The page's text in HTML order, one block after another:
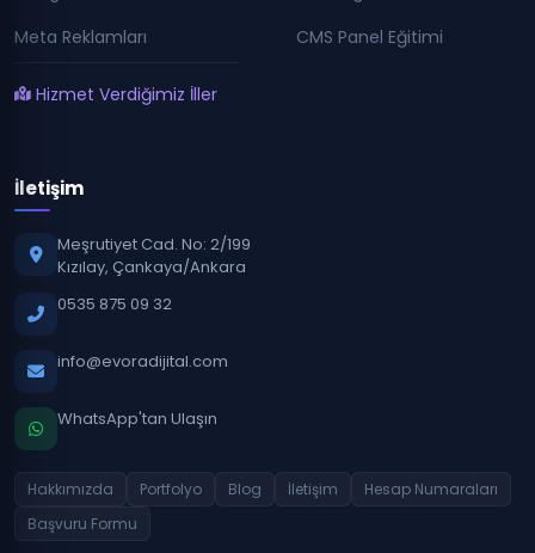
Meta Reklamları
Hizmet Verdiğimiz İller
CMS Panel Eğitimi
İletişim
Meşrutiyet Cad. No: 2/199
Kızılay, Çankaya/Ankara
0535 875 09 32
info@evoradijital.com
WhatsApp'tan Ulaşın
Hakkımızda Portfolyo Blog İletişim
Hesap Numaraları
Başvuru Formu